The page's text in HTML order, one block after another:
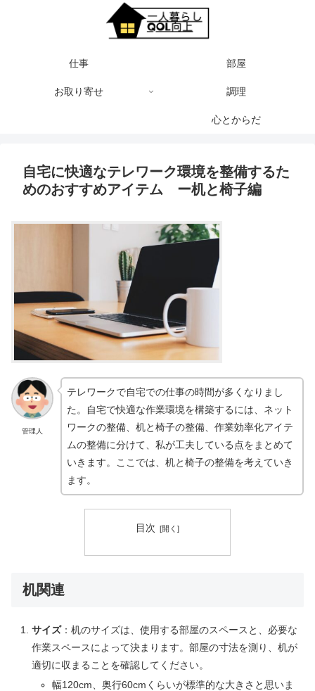
仕事 部屋
お取り寄せ 調理
心とからだ
自宅に快適なテレワーク環境を整備するた
めのおすすめアイテム ー机と椅子編
管理人
テレワークで自宅での仕事の時間が多くなりまし
た。自宅で快適な作業環境を構築するには、ネット
ワークの整備、机と椅子の整備、作業効率化アイテ
ムの整備に分けて、私が工夫している点をまとめて
いきます。ここでは、机と椅子の整備を考えていき
ます。
目次
机関連
サイズ：机のサイズは、使用する部屋のスペースと、必要な
作業スペースによって決まります。部屋の寸法を測り、机が
適切に収まることを確認してください。
幅120cm、奥行60cmくらいが標準的な大きさと思いま